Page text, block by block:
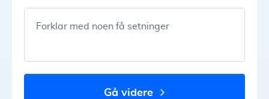
Forklar med noen få setninger
gå videre